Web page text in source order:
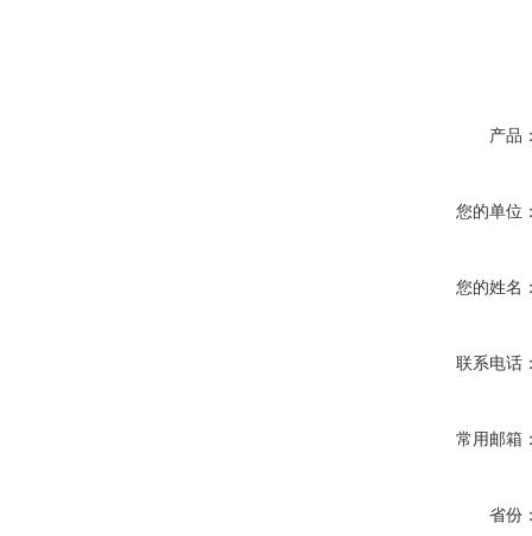
产品
您的单位
您的姓名
联系电话
常用邮箱
省份